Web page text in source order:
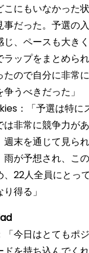
こにもいなかった
だった。予選の
、ペースも大き
ラップをまとめら
ので自分に非常
うべきだった」
：「予選は特に
は非常に競争力が
週末を通じて見ら
雨が予想され、こ
22人全員にとっ
得る」
今日はとてもポ